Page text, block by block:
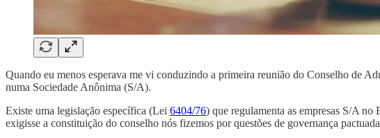
Quando eu menos esperava me vi conduzindo a primeira reunião do Conselho de
numa Sociedade Anônima (S/A).
Existe uma legislação específica (Lei 6404/76) que regulamenta as empresas S/A
exigisse a constituição do conselho nós fizemos por questões de governança